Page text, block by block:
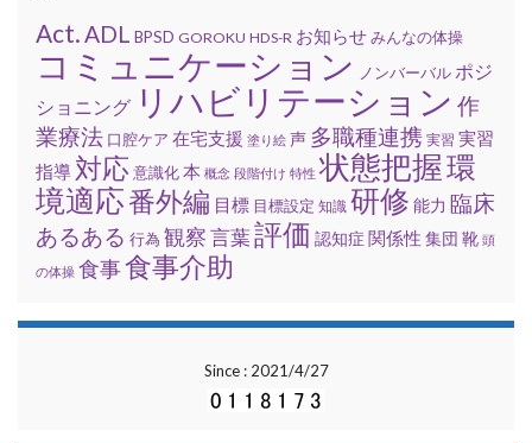
Act.ADL BPSD GOROKU HDS-R お知らせみんなの体操
コミュニケーション ノンバーバル ポジ
ショニング リハビリテーション 作
業療法 口腔ケア 在宅支援 塗り絵 声 多職種連携 実習 実習
指導 対応 意識化本 概念 段階付け 特性 状態把握環
境適応番外編 目標 目標設定 知識 研修 能力 臨床
あるある 行為 観察言葉評価 認知症 関係性 集団 靴 頭
の体操 食事食事介助
Since : 2021/4/27